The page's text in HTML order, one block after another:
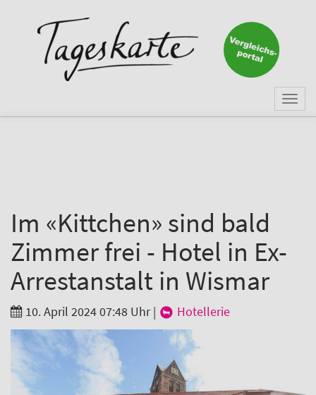
Im «Kittchen» sind bald
Zimmer frei - Hotel in Ex-
Arrestanstalt in Wismar
10. April 2024 07:48 Uhr| Hotellerie
Keine Nachricht mehr
verpassen!
E-Mail *
Branche
Ich möchte folgende Newsletter erhalten